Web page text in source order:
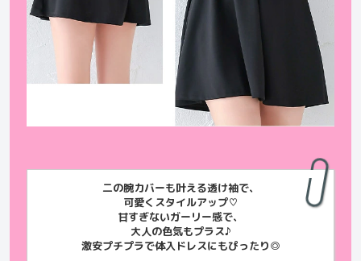
二の腕カバーも叶える透け袖で、
可愛くスタイルアップ♡
甘すぎないガーリー感で、
大人の色気もプラス♪
激安プチプラで体入ドレスにもぴったり◎